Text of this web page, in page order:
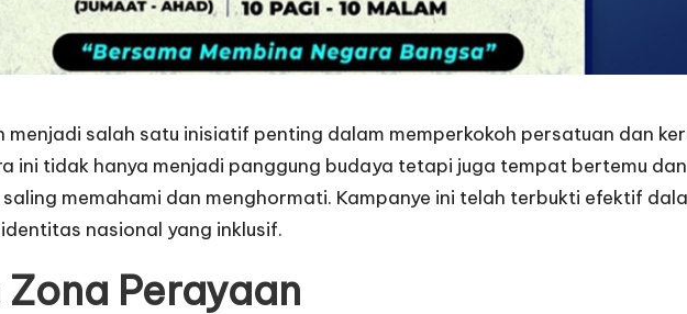
menjadi salah satu inisiatif penting dalam memperkokoh persatuan dan
ini tidak hanya menjadi panggung budaya tetapi juga tempat bertemu
memahami dan menghormati. Kampanye ini telah terbukti efektif
nasional yang inklusif.
Perayaan